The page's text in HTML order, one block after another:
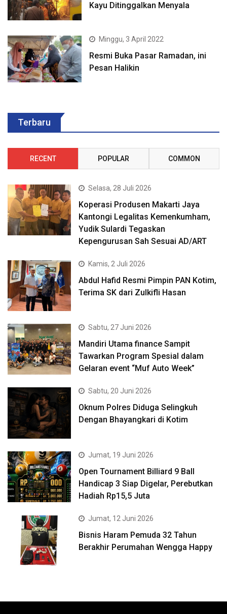
Kayu Ditinggalkan Menyala
Minggu, 3 April 2022
Resmi Buka Pasar Ramadan, ini
Pesan Halikin
Terbaru
RECENT POPULAR COMMON
Selasa, 28 Juli 2026
Koperasi Produsen Makarti Jaya
Kantongi Legalitas Kemenkumham,
Yudik Sulardi Tegaskan
Kepengurusan Sah Sesuai AD/ART
Kamis, 2 Juli 2026
Abdul Hafid Resmi Pimpin PAN Kotim,
Terima SK dari Zulkifli Hasan
Sabtu, 27 Juni 2026
Mandiri Utama finance Sampit
Tawarkan Program Spesial dalam
Gelaran event “Muf Auto Week”
Sabtu, 20 Juni 2026
Oknum Polres Diduga Selingkuh
Dengan Bhayangkari di Kotim
Jumat, 19 Juni 2026
Open Tournament Billiard 9 Ball
Handicap 3 Siap Digelar, Perebutkan
Hadiah Rp15,5 Juta
Jumat, 12 Juni 2026
Bisnis Haram Pemuda 32 Tahun
Berakhir Perumahan Wengga Happy